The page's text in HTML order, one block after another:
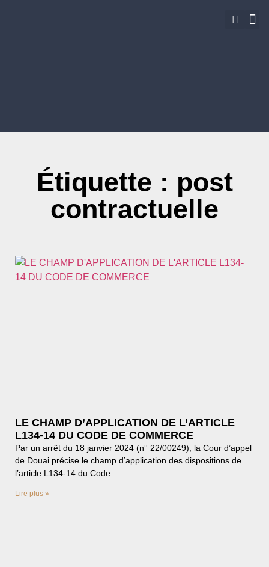
Étiquette : post
contractuelle
LE CHAMP D’APPLICATION DE L’ARTICLE
L134-14 DU CODE DE COMMERCE
Par un arrêt du 18 janvier 2024 (n° 22/00249), la Cour d’appel
de Douai précise le champ d’application des dispositions de
l’article L134-14 du Code
Lire plus »